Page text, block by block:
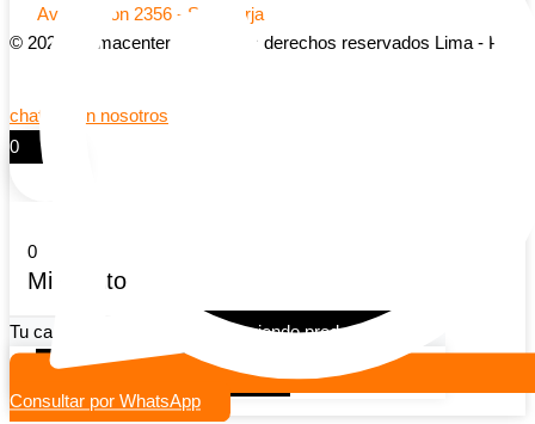
Av Aviacion 2356 - San Borja
© 2026 Farmacenter | Todos los derechos reservados Lima - Peru
chatea con nosotros
0
0
Mi carrito
Tu carrito esta vacio Seguir viendo productos
Continuar comprando
Consultar por WhatsApp